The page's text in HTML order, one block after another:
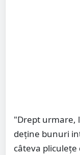
"Drept urmare,
deține bunuri
câteva